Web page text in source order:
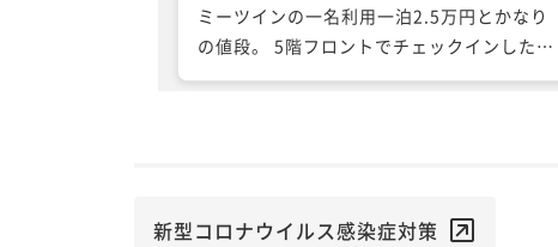
ミーツインの一名利用一泊2.5万円とかなり
の値段。 5階フロントでチェックインした時
は対応も良く、ちょっとしたラウンジが設け
一枚でレース無し。 スマホ充電器を借りられ
新型コロナウイルス感染症対策